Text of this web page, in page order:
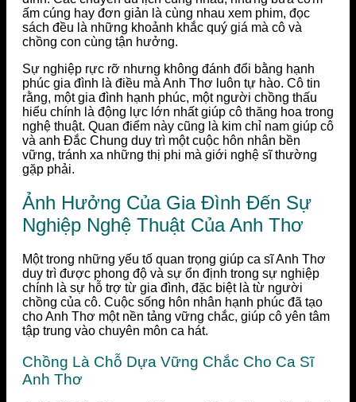
ấm cúng hay đơn giản là cùng nhau xem phim, đọc
sách đều là những khoảnh khắc quý giá mà cô và
chồng con cùng tận hưởng.
Sự nghiệp rực rỡ nhưng không đánh đổi bằng hạnh
phúc gia đình là điều mà Anh Thơ luôn tự hào. Cô tin
rằng, một gia đình hạnh phúc, một người chồng thấu
hiểu chính là động lực lớn nhất giúp cô thăng hoa trong
nghệ thuật. Quan điểm này cũng là kim chỉ nam giúp cô
và anh Đắc Chung duy trì một cuộc hôn nhân bền
vững, tránh xa những thị phi mà giới nghệ sĩ thường
gặp phải.
Ảnh Hưởng Của Gia Đình Đến Sự
Nghiệp Nghệ Thuật Của Anh Thơ
Một trong những yếu tố quan trọng giúp ca sĩ Anh Thơ
duy trì được phong độ và sự ổn định trong sự nghiệp
chính là sự hỗ trợ từ gia đình, đặc biệt là từ người
chồng của cô. Cuộc sống hôn nhân hạnh phúc đã tạo
cho Anh Thơ một nền tảng vững chắc, giúp cô yên tâm
tập trung vào chuyên môn ca hát.
Chồng Là Chỗ Dựa Vững Chắc Cho Ca Sĩ
Anh Thơ